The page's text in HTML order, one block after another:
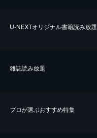
U-NEXTオリジナル書籍読み放題
雑誌読み放題
プロが選ぶおすすめ特集